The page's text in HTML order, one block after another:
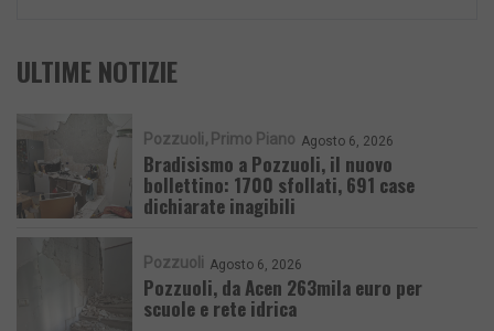
ULTIME NOTIZIE
Pozzuoli Primo Piano Agosto 6, 2026
Bradisismo a Pozzuoli, il nuovo
bollettino: 1700 sfollati, 691 case
dichiarate inagibili
Pozzuoli Agosto 6, 2026
Pozzuoli, da Acen 263mila euro per
scuole e rete idrica